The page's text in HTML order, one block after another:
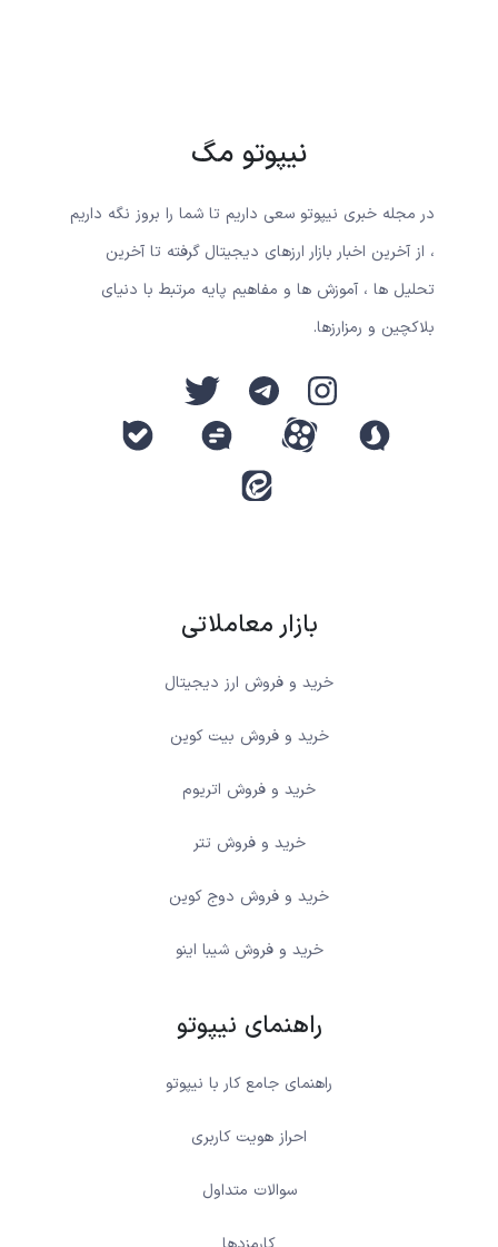
نیپوتو مگ
در مجله خبری نیپوتو سعی داریم تا شما را بروز نگه داریم
، از آخرین اخبار بازار ارزهای دیجیتال گرفته تا آخرین
تحلیل ها ، آموزش ها و مفاهیم پایه مرتبط با دنیای
بلاکچین و رمزارزها.
بازار معاملاتی
خرید و فروش ارز دیجیتال
خرید و فروش بیت کوین
خرید و فروش اتریوم
خرید و فروش تتر
خرید و فروش دوج کوین
خرید و فروش شیبا اینو
راهنمای نیپوتو
راهنمای جامع کار با نیپوتو
احراز هویت کاربری
سوالات متداول